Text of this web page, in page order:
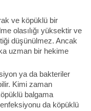
ve köpüklü bir
olasılığı yüksektir ve
düşünülmez. Ancak
uzman bir hekime
ya da bakteriler
Kimi zaman
balgama
da köpüklü